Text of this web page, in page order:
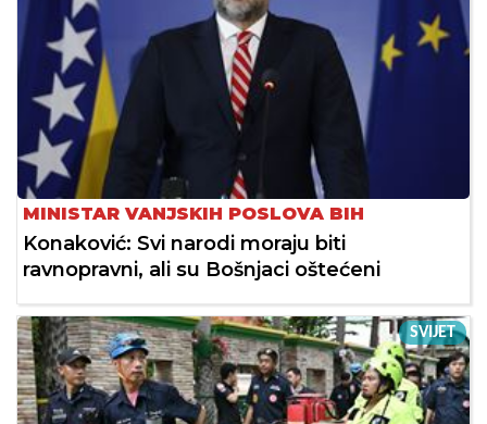
MINISTAR VANJSKIH POSLOVA BIH
Konaković: Svi narodi moraju biti
ravnopravni, ali su Bošnjaci oštećeni
SVIJET